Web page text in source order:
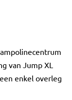
van Jump XL
enkel overleg